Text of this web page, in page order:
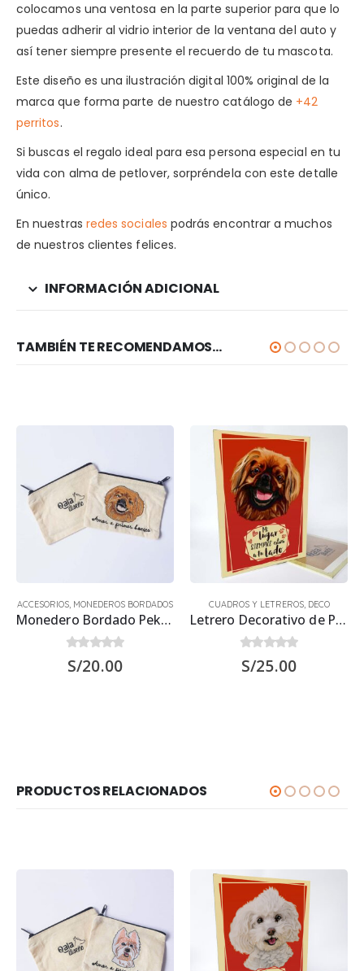
colocamos una ventosa en la parte superior para que lo
puedas adherir al vidrio interior de la ventana del auto y
así tener siempre presente el recuerdo de tu mascota.
Este diseño es una ilustración digital 100% original de la
marca que forma parte de nuestro catálogo de +42
perritos.
Si buscas el regalo ideal para esa persona especial en tu
vida con alma de petlover, sorpréndela con este detalle
único.
En nuestras redes sociales podrás encontrar a muchos
de nuestros clientes felices.
INFORMACIÓN ADICIONAL
TAMBIÉN TE RECOMENDAMOS…
ACCESORIOS, MONEDEROS BORDADOS
Monedero Bordado Pekinés
0out of 5
S/20.00
CUADROS Y LETREROS, DECO
Letrero Decorativo de Perro Pekinés 30×22.5 cms
0out of 5
S/25.00
PRODUCTOS RELACIONADOS